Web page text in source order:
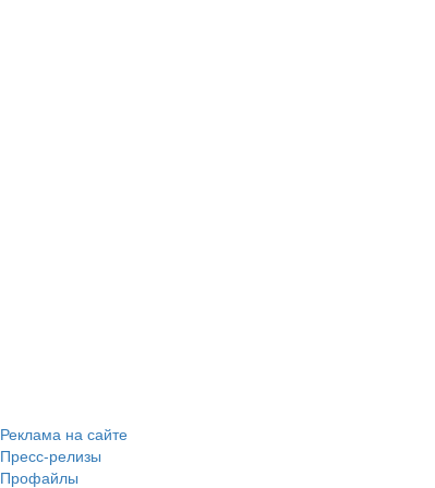
Реклама на сайте
Пресс-релизы
Профайлы